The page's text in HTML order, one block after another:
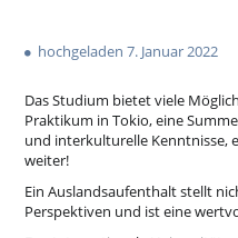
hochgeladen 7. Januar 2022
Das Studium bietet viele
Praktikum in Tokio, eine
und interkulturelle Kenntnisse,
weiter!
Ein Auslandsaufenthalt stellt
Perspektiven und ist eine